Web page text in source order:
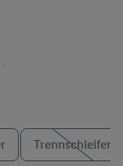
Trennschleifer